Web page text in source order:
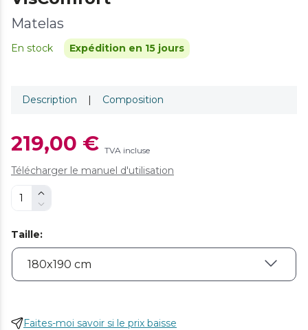
Matelas
En stock Expédition en 15 jours
Description | Composition
219,00 € TVA incluse
Télécharger le manuel d'utilisation
Taille:
Faites-moi savoir si le prix baisse